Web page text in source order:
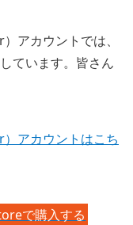
アカウントでは、
ています。皆さん
アカウントはこち
で購入する